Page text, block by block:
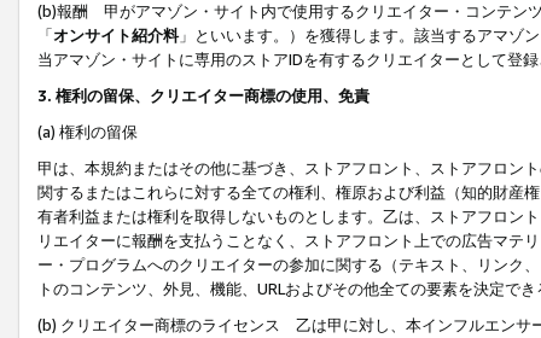
(b)報酬 甲がアマゾン・サイト内で使用するクリエイター・コンテン
「オンサイト紹介料」といいます。）を獲得します。該当するアマゾ
当アマゾン・サイトに専用のストアIDを有するクリエイターとして登
3. 権利の留保、クリエイター商標の使用、免責
(a) 権利の留保
甲は、本規約またはその他に基づき、ストアフロント、ストアフロン
関するまたはこれらに対する全ての権利、権原および利益（知的財産
有者利益または権利を取得しないものとします。乙は、ストアフロン
リエイターに報酬を支払うことなく、ストアフロント上での広告マテ
ー・プログラムへのクリエイターの参加に関する（テキスト、リンク
トのコンテンツ、外見、機能、URLおよびその他全ての要素を決定で
(b) クリエイター商標のライセンス 乙は甲に対し、本インフルエンサ